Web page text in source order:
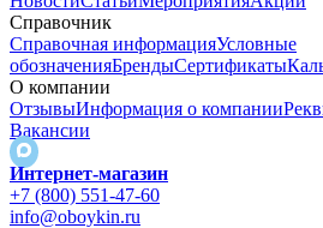
Справочник
Справочная информацияУсловные
обозначенияБрендыСертификаты
О компании
ОтзывыИнформация о компании
Вакансии
Интернет-магазин
+7 (800) 551-47-60
info@oboykin.ru